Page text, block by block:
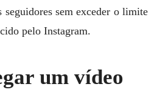
seguidores sem exceder o limite
pelo Instagram.
um vídeo